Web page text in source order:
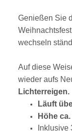
Genießen Sie
wechseln
Auf diese
wieder aufs
Lichterreigen.
Läuft
Höhe
Inklusive